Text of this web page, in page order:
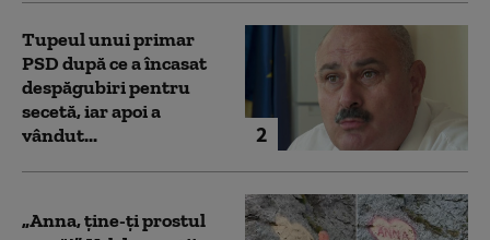
2
Tupeul unui primar
PSD după ce a încasat
despăgubiri pentru
secetă, iar apoi a
vândut...
„Anna, ţine-ţi prostul